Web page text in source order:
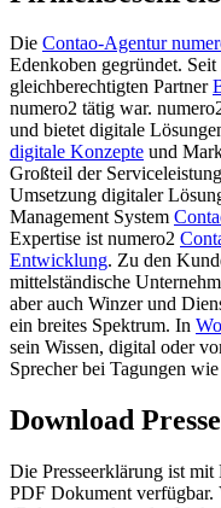
Die Contao-Agentur
Edenkoben gegründet.
gleichberechtigten Partner
numero2 tätig war.
und bietet digitale
digitale Konzepte und
Großteil der
Umsetzung digitaler
Management System
Expertise ist numero2
Entwicklung. Zu den
mittelständische
aber auch Winzer und
ein breites Spektrum. In
sein Wissen, digital oder
Sprecher bei Tagungen
Download
Die Presseerklärung ist
PDF Dokument verfügbar.